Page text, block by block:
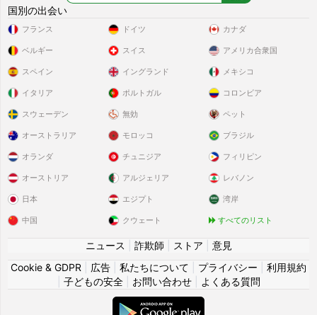
国別の出会い
フランス
ベルギー
スペイン
イタリア
スウェーデン
ドイツ
スイス
イングランド
ポルトガル
無効
カナダ
アメリカ合衆国
メキシコ
コロンビア
ペット
オーストラリア
オランダ
オーストリア
日本
中国
モロッコ
チュニジア
アルジェリア
エジプト
クウェート
ブラジル
フィリピン
レバノン
湾岸
すべてのリスト
ニュース 詐欺師 ストア
意見
Cookie & GDPR
広告 私たちについて プライバシー
利用規約
子どもの安全| お問い合わせ| よくある質問